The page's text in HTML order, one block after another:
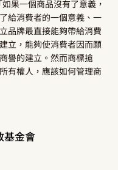
果一個商品沒有了意義，
給消費者的一個意義、一
品牌最直接能夠帶給消費
立，能夠使消費者因而願
譽的建立。然而商標搶
有權人，應該如何管理商
基金會